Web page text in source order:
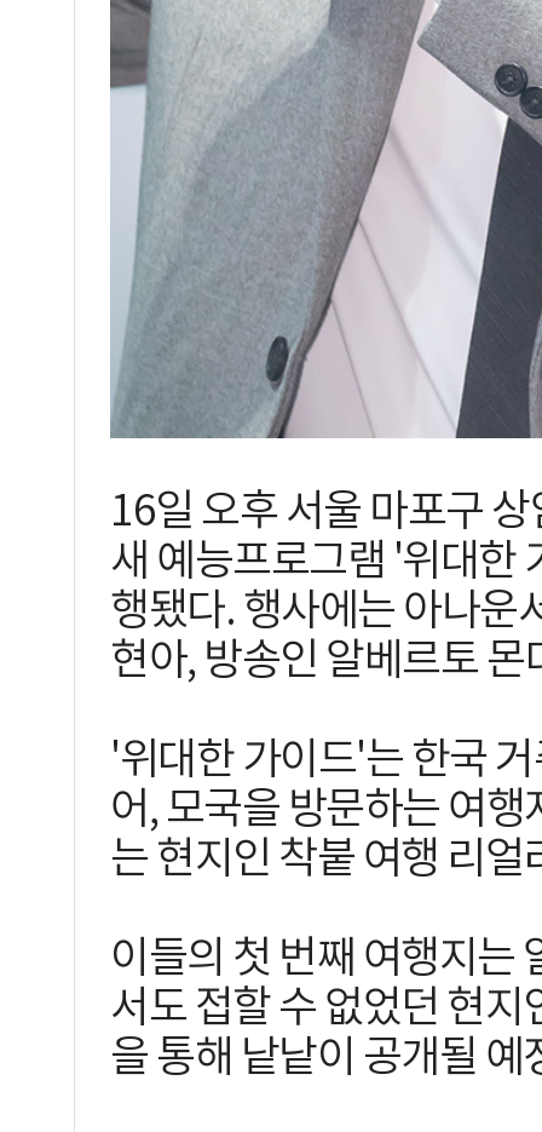
16일 오후 서울 마포구
새 예능프로그램 '위대한
행됐다. 행사에는 아나운
현아, 방송인 알베르토
'위대한 가이드'는 한국
어, 모국을 방문하는 여
는 현지인 착붙 여행 리
이들의 첫 번째 여행지는
서도 접할 수 없었던 현
을 통해 낱낱이 공개될 예